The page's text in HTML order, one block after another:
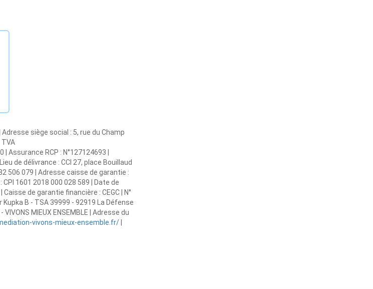
Adresse siège social : 5, rue du Champ
TVA
Assurance RCP : N°127124693 |
de délivrance : CCI 27, place Bouillaud
506 079 | Adresse caisse de garantie :
1601 2018 000 028 589 | Date de
de garantie financière : CEGC | N°
B - TSA 39999 - 92919 La Défense
MIEUX ENSEMBLE | Adresse du
vivons-mieux-ensemble.fr/